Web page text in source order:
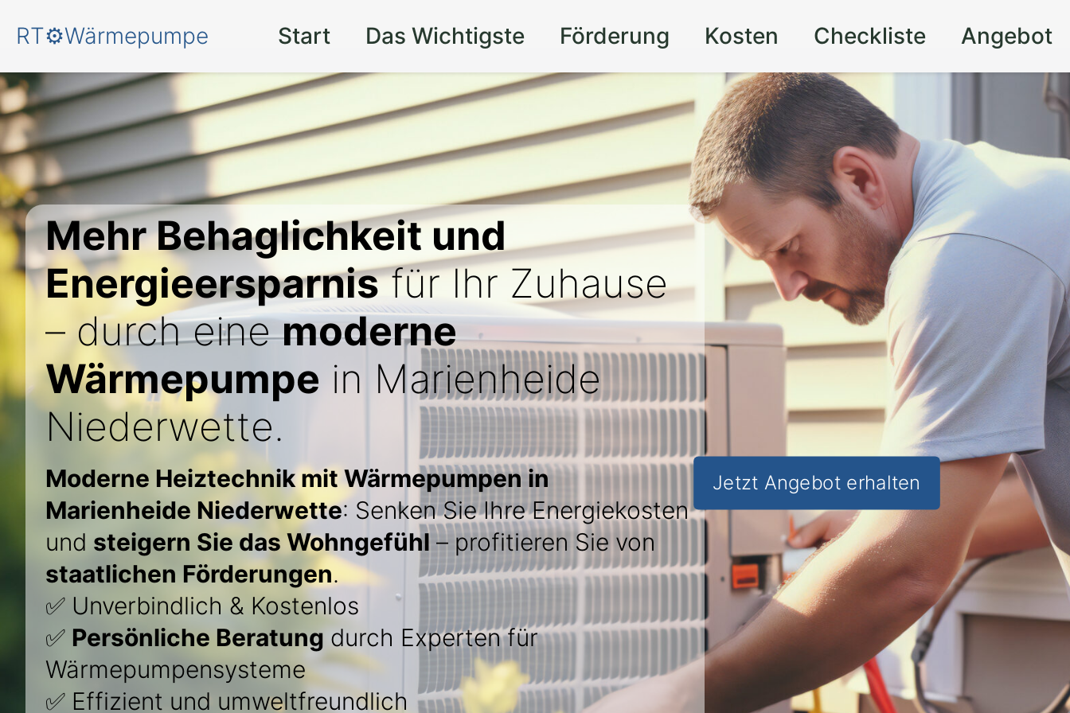
RT⚙️Wärmepumpe Start Das Wichtigste Förderung Kosten Checkliste Angebot
Mehr Behaglichkeit und
Energieersparnisfür Ihr Zuhause
– durch einemoderne
Wärmepumpe in Marienheide
Niederwette.
Moderne Heiztechnik mit Wärmepumpen in
Marienheide Niederwette: Senken Sie Ihre Energiekosten
und steigern Sie das Wohngefühl – profitieren Sie von
staatlichen Förderungen.
✅ Unverbindlich & Kostenlos
✅ Persönliche Beratung durch Experten für
Wärmepumpensysteme
✅ Effizient und umweltfreundlich
Jetzt Angebot erhalten